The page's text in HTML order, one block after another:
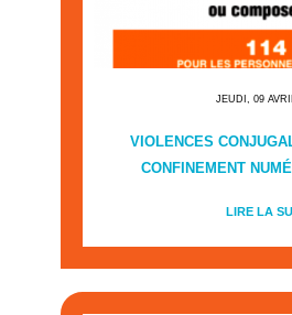
JEUDI, 09
VIOLENCES
CONFINEMENT
LIRE LA